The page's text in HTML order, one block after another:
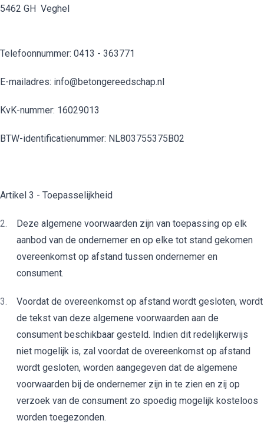
5462 GH Veghel
Telefoonnummer: 0413 - 363771
E-mailadres: info@betongereedschap.nl
KvK-nummer: 16029013
BTW-identificatienummer: NL803755375B02
Artikel 3 - Toepasselijkheid
Deze algemene voorwaarden zijn van toepassing op elk
aanbod van de ondernemer en op elke tot stand gekomen
overeenkomst op afstand tussen ondernemer en
consument.
Voordat de overeenkomst op afstand wordt gesloten, wordt
de tekst van deze algemene voorwaarden aan de
consument beschikbaar gesteld. Indien dit redelijkerwijs
niet mogelijk is, zal voordat de overeenkomst op afstand
wordt gesloten, worden aangegeven dat de algemene
voorwaarden bij de ondernemer zijn in te zien en zij op
verzoek van de consument zo spoedig mogelijk kosteloos
worden toegezonden.